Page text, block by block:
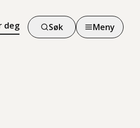
deg Søk Meny